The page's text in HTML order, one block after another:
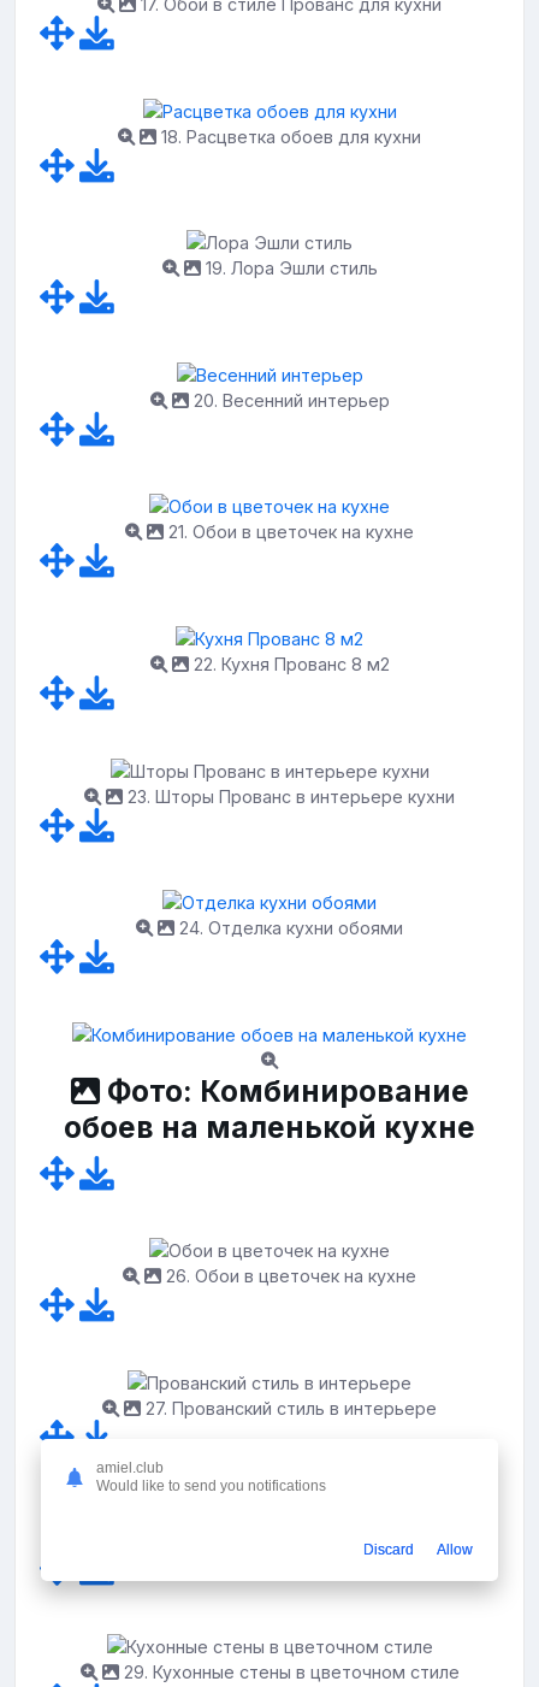
17. Обои в стиле Прованс для кухни
18. Расцветка обоев для кухни
19. Лора Эшли стиль
20. Весенний интерьер
21. Обои в цветочек на кухне
22. Кухня Прованс 8 м2
23. Шторы Прованс в интерьере кухни
24. Отделка кухни обоями
Фото: Комбинирование
обоев на маленькой кухне
26. Обои в цветочек на кухне
27. Прованский стиль в интерьере
28. Расцветка обоев для кухни
29. Кухонные стены в цветочном стиле
amiel.club
Would like to send you notifications
Discard Allow